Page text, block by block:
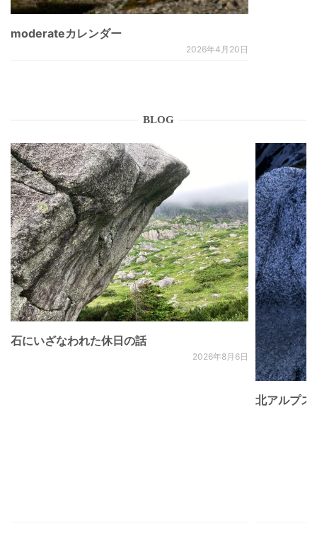
moderateカレンダー
2026年4月20日
BLOG
石にいざなわれた休日の話
2026年8月6日
北アルプ